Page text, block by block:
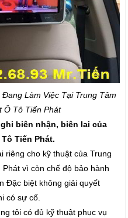
Đang Làm Việc Tại Trung Tâm
Ô Tô Tiến Phát
biên nhận, biên lai của
Tiến Phát.
riêng cho kỹ thuật của Trung
vì còn chế độ bảo hành
Đặc biệt không giải quyết
có sự cố.
tôi có đủ kỹ thuật phục vụ